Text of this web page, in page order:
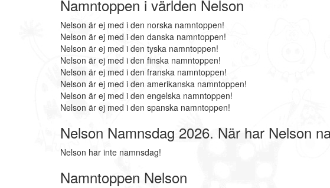
Namntoppen i världen Nelson
Nelson är ej med i den norska namntoppen!
Nelson är ej med i den danska namntoppen!
Nelson är ej med i den tyska namntoppen!
Nelson är ej med i den finska namntoppen!
Nelson är ej med i den franska namntoppen!
Nelson är ej med i den amerikanska namntoppen!
Nelson är ej med i den engelska namntoppen!
Nelson är ej med i den spanska namntoppen!
Nelson Namnsdag 2026. När har Nelson
Nelson har inte namnsdag!
Namntoppen Nelson